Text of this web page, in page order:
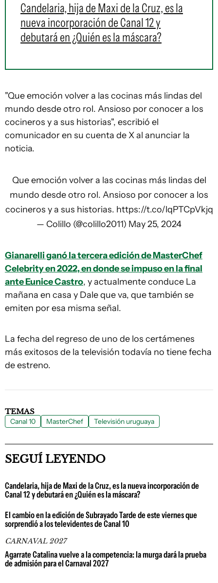
Candelaria, hija de Maxi de la Cruz, es la
nueva incorporación de Canal 12 y
debutará en ¿Quién es la máscara?
"Que emoción volver a las cocinas más lindas del
mundo desde otro rol. Ansioso por conocer a los
cocineros y a sus historias", escribió el
comunicador en su cuenta de X al anunciar la
noticia.
Que emoción volver a las cocinas más lindas del
mundo desde otro rol. Ansioso por conocer a los
cocineros y a sus historias. https://t.co/lqPTCpVkjq
— Colillo (@colillo2011) May 25, 2024
Gianarelli ganó la tercera edición de MasterChef
Celebrity en 2022, en donde se impuso en la final
ante Eunice Castro, y actualmente conduce La
mañana en casa y Dale que va, que también se
emiten por esa misma señal.
La fecha del regreso de uno de los certámenes
más exitosos de la televisión todavía no tiene fecha
de estreno.
TEMAS
Canal 10 MasterChef Televisión uruguaya
SEGUÍ LEYENDO
Candelaria, hija de Maxi de la Cruz, es la nueva incorporación de
Canal 12 y debutará en ¿Quién es la máscara?
El cambio en la edición de Subrayado Tarde de este viernes que
sorprendió a los televidentes de Canal 10
CARNAVAL 2027
Agarrate Catalina vuelve a la competencia: la murga dará la prueba
de admisión para el Carnaval 2027